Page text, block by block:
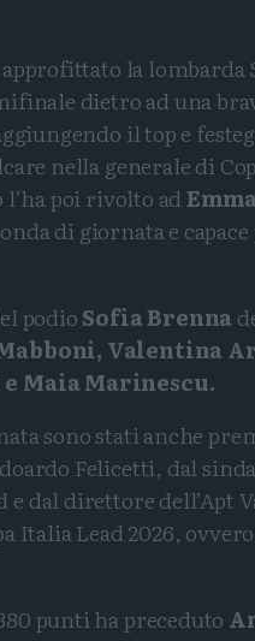
approfittato la
dietro ad una
il top e
nella generale di
l’ha poi rivolto ad
di giornata e
podioSofia Brenna
Valentina
Maia Marinescu.
sono stati anche
Felicetti, dal
dal direttore dell’Apt
Italia Lead 2026, ovvero
punti ha preceduto